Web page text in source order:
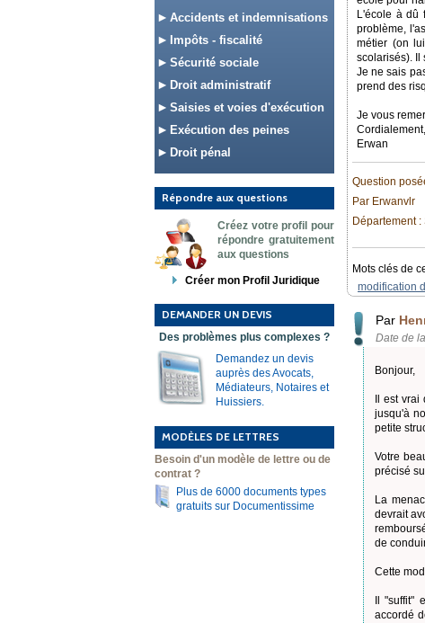
Accidents et indemnisations
Impôts - fiscalité
Sécurité sociale
Droit administratif
Saisies et voies d'exécution
Exécution des peines
Droit pénal
Répondre aux questions
Créez votre profil pour
répondre gratuitement
aux questions
Créer mon Profil Juridique
DEMANDER UN DEVIS
Des problèmes plus complexes ?
Demandez un devis
auprès des Avocats,
Médiateurs, Notaires et
Huissiers.
MODÈLES DE LETTRES
Besoin d'un modèle de lettre ou de
contrat ?
Plus de 6000 documents types
gratuits sur Documentissime
L'école à dû
problème,
métier (on
scolarisés). Il
Je ne sais
prend des
Je vous
Cordialement,
Erwan
Question
Par Erwanvlr
Département
Mots clés de
modification
Par
Date de
Bonjour,
Il est
jusqu'à
petite
Votre
précisé
La
devrait
de
Cette
Il
accordé